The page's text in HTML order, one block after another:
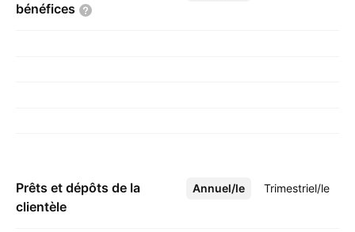
bénéfices
Prêts et dépôts de la
clientèle
Annuel/le Trimestriel/le
Plus